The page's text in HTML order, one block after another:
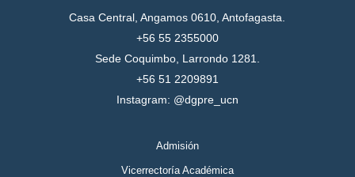
Casa Central, Angamos 0610, Antofagasta.
+56 55 2355000
Sede Coquimbo, Larrondo 1281.
+56 51 2209891
Instagram: @dgpre_ucn
Admisión
Vicerrectoría Académica